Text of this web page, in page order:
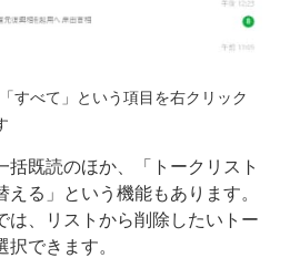
すべて」という項目を右クリック
括既読のほか、「トークリスト
る」という機能もあります。
は、リストから削除したいトー
できます。